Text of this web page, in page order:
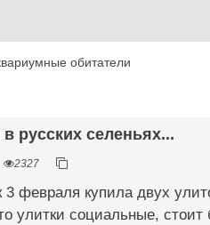
обитатели
в русских селеньях...
2327
3 февраля купила двух
улитки социальные, стоит